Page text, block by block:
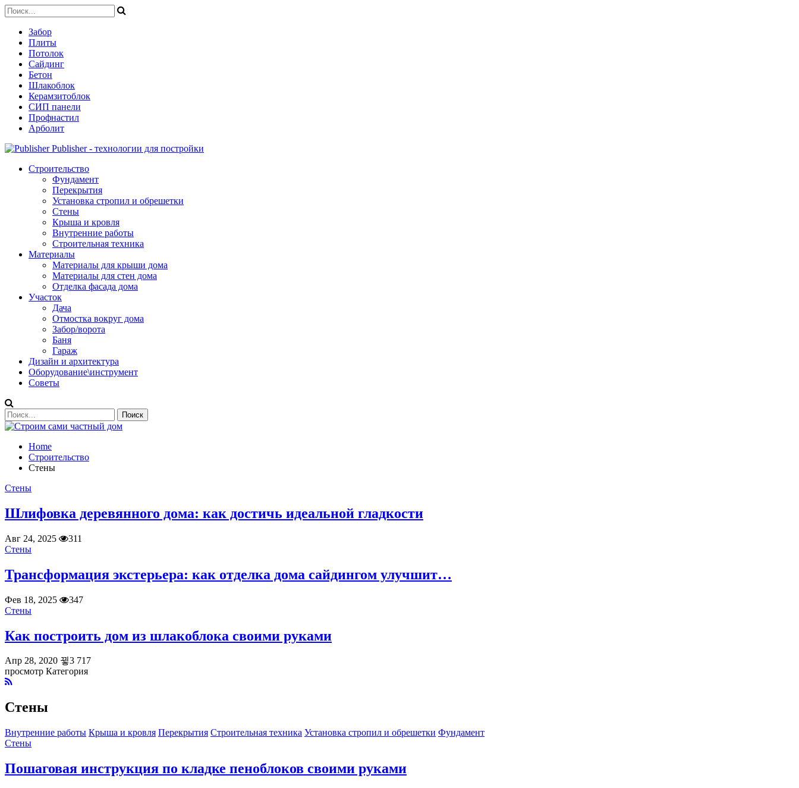
Забор
Плиты
Потолок
Сайдинг
Бетон
Шлакоблок
Керамзитоблок
СИП панели
Профнастил
Арболит
Publisher - технологии для постройки
Строительство
Фундамент
Перекрытия
Установка стропил и обрешетки
Стены
Крыша и кровля
Внутренние работы
Строительная техника
Материалы
Материалы для крыши дома
Материалы для стен дома
Отделка фасада дома
Участок
Дача
Отмостка вокруг дома
Забор/ворота
Баня
Гараж
Дизайн и архитектура
Оборудование\инструмент
Советы
Home
Строительство
Стены
Стены
Шлифовка деревянного дома: как достичь идеальной гладкости
Авг 24, 2025
311
Стены
Трансформация экстерьера: как отделка дома сайдингом улучшит…
Фев 18, 2025
347
Стены
Как построить дом из шлакоблока своими руками
Апр 28, 2020
3 717
просмотр Категория
Стены
Внутренние работы Крыша и кровля Перекрытия Строительная техника Установка стропил и обрешетки Фундамент
Стены
Пошаговая инструкция по кладке пеноблоков своими руками